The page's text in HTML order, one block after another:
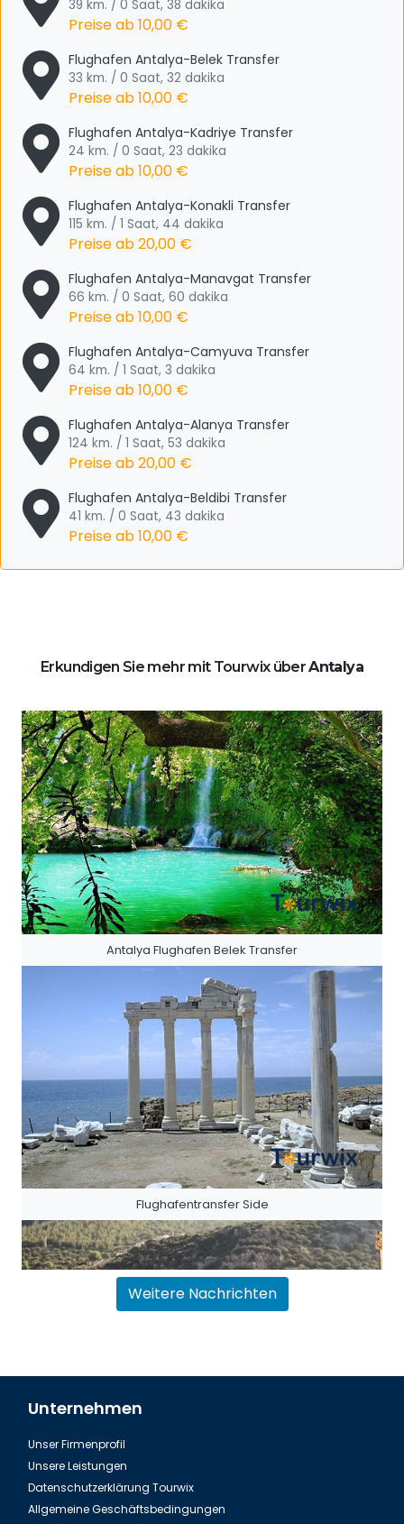
39 km. / 0 Saat, 38 dakika
Preise ab10,00 €
Flughafen Antalya-Belek Transfer
33 km. / 0 Saat, 32 dakika
Preise ab10,00 €
Flughafen Antalya-Kadriye Transfer
24 km. / 0 Saat, 23 dakika
Preise ab10,00 €
Flughafen Antalya-Konakli Transfer
115 km. / 1 Saat, 44 dakika
Preise ab20,00 €
Flughafen Antalya-Manavgat Transfer
66 km. / 0 Saat, 60 dakika
Preise ab10,00 €
Flughafen Antalya-Camyuva Transfer
64 km. / 1 Saat, 3 dakika
Preise ab10,00 €
Flughafen Antalya-Alanya Transfer
124 km. / 1 Saat, 53 dakika
Preise ab20,00 €
Flughafen Antalya-Beldibi Transfer
41 km. / 0 Saat, 43 dakika
Preise ab10,00 €
Erkundigen Sie mehr mit Tourwix überAntalya
Antalya Flughafen Belek Transfer
Flughafentransfer Side
Flughafentransfer Antalya Belek
Weitere Nachrichten
Unternehmen
Unser Firmenprofil
Unsere Leistungen
Datenschutzerklärung Tourwix
Allgemeine Geschäftsbedingungen